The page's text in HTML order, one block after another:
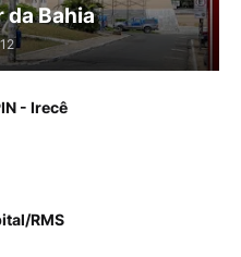
da Bahia
- Irecê
RMS